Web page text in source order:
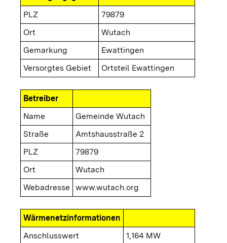
PLZ
79879
Ort
Wutach
Gemarkung
Ewattingen
Versorgtes Gebiet
Ortsteil Ewattingen
Betreiber
Name
Gemeinde Wutach
Straße
Amtshausstraße 2
PLZ
79879
Ort
Wutach
Webadresse
www.wutach.org
Wärmenetzinformationen
Anschlusswert
1,164 MW